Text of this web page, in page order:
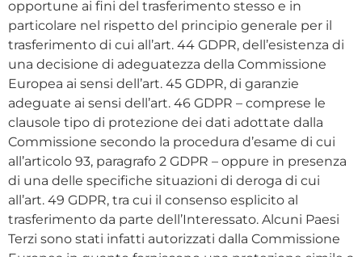
opportune ai fini del trasferimento stesso e in
particolare nel rispetto del principio generale per il
trasferimento di cui all’art. 44 GDPR, dell’esistenza di
una decisione di adeguatezza della Commissione
Europea ai sensi dell’art. 45 GDPR, di garanzie
adeguate ai sensi dell’art. 46 GDPR – comprese le
clausole tipo di protezione dei dati adottate dalla
Commissione secondo la procedura d’esame di cui
all’articolo 93, paragrafo 2 GDPR – oppure in presenza
di una delle specifiche situazioni di deroga di cui
all’art. 49 GDPR, tra cui il consenso esplicito al
trasferimento da parte dell’Interessato. Alcuni Paesi
Terzi sono stati infatti autorizzati dalla Commissione